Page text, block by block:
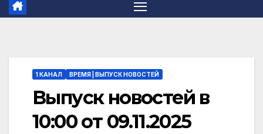
1 КАНАЛ ВРЕМЯ | ВЫПУСК НОВОСТЕЙ
Выпуск новостей в
10:00 от 09.11.2025